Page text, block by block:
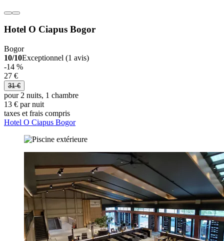
Hotel O Ciapus Bogor
Bogor
10/10Exceptionnel (1 avis)
-14 %
27 €
31 €
pour 2 nuits, 1 chambre
13 € par nuit
taxes et frais compris
Hotel O Ciapus Bogor